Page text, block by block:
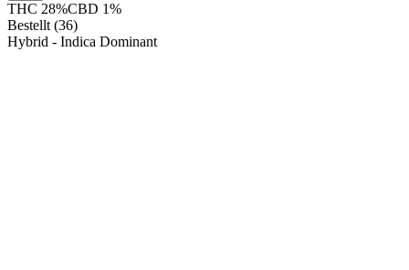
THC 28%CBD 1%
Bestellt (36)
Hybrid - Indica Dominant